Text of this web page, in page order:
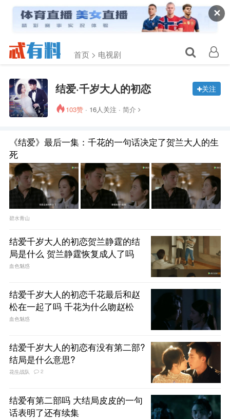
✕
首页 > 电视剧
结爱·千岁大人的初恋
103赞 · 16人关注 ·简介
关注
《结爱》最后一集：千花的一句话决定了贺兰大人的生
死
碧水青山
结爱千岁大人的初恋贺兰静霆的结
局是什么 贺兰静霆恢复成人了吗
血色魅惑
结爱千岁大人的初恋千花最后和赵
松在一起了吗 千花为什么吻赵松
血色魅惑
结爱千岁大人的初恋有没有第二部?
结局是什么意思?
花生战队 2
结爱有第二部吗 大结局皮皮的一句
话表明了还有续集